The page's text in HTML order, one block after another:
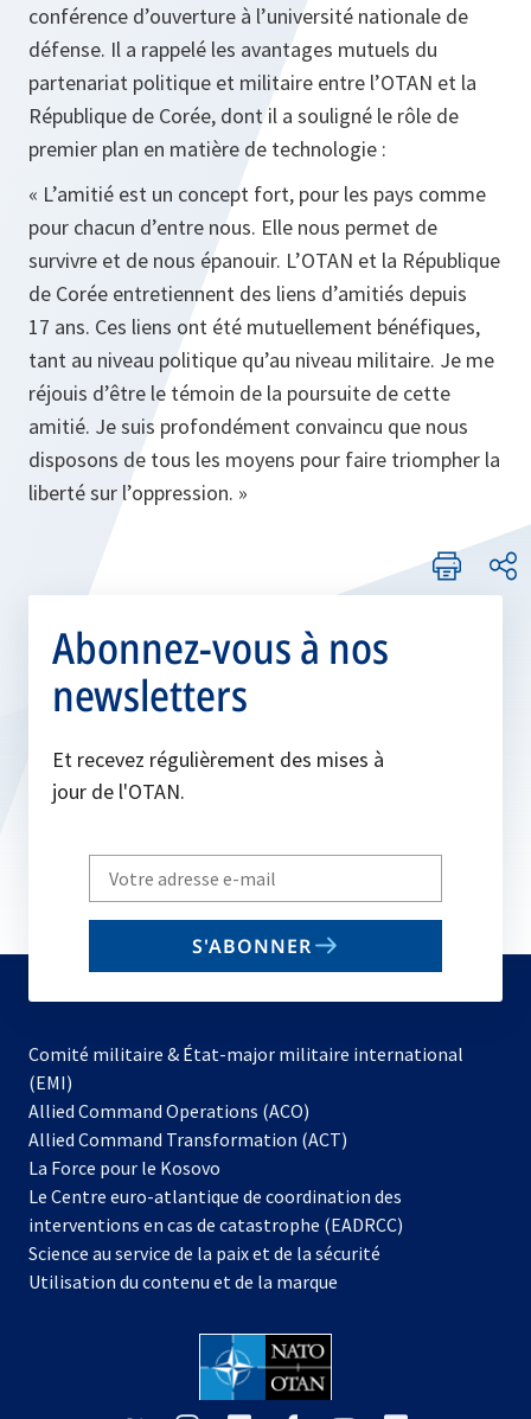
conférence d’ouverture à l’université nationale de
défense. Il a rappelé les avantages mutuels du
partenariat politique et militaire entre l’OTAN et la
République de Corée, dont il a souligné le rôle de
premier plan en matière de technologie :
« L’amitié est un concept fort, pour les pays comme
pour chacun d’entre nous. Elle nous permet de
survivre et de nous épanouir. L’OTAN et la République
de Corée entretiennent des liens d’amitiés depuis
17 ans. Ces liens ont été mutuellement bénéfiques,
tant au niveau politique qu’au niveau militaire. Je me
réjouis d’être le témoin de la poursuite de cette
amitié. Je suis profondément convaincu que nous
disposons de tous les moyens pour faire triompher la
liberté sur l’oppression. »
Abonnez-vous à nos
newsletters
Et recevez régulièrement des mises à
jour de l'OTAN.
Write
your
email
S'ABONNER
Comité militaire & État-major militaire international
(EMI)
Allied Command Operations (ACO)
dans
nouvel
onglet
Allied Command Transformation (ACT)
La Force pour le Kosovo
dans
un
nouvel
onglet
Le Centre euro-atlantique de coordination des
interventions en cas de catastrophe (EADRCC)
Science au service de la paix et de la sécurité
Utilisation du contenu et de la marque